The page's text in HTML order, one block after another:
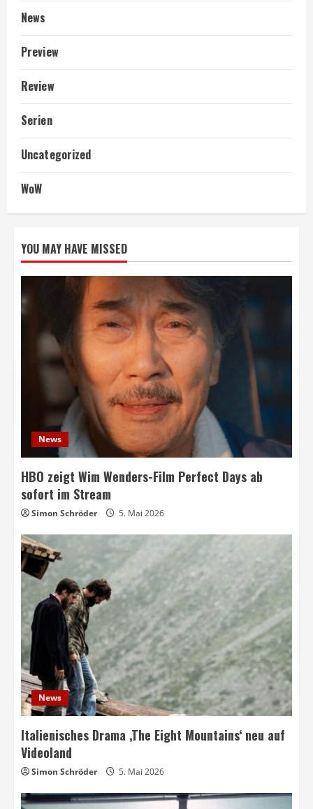
News
Preview
Review
Serien
Uncategorized
WoW
YOU MAY HAVE MISSED
News
HBO zeigt Wim Wenders-Film Perfect Days ab
sofort im Stream
Simon Schröder 5. Mai 2026
News
Italienisches Drama ‚The Eight Mountains‘ neu auf
Videoland
Simon Schröder 5. Mai 2026